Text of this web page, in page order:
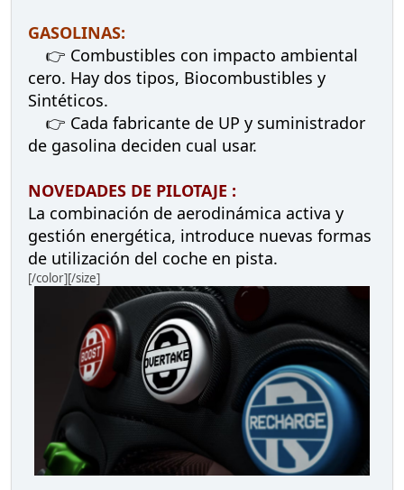
GASOLINAS:
👉 Combustibles con impacto ambiental
cero. Hay dos tipos, Biocombustibles y
Sintéticos.
👉 Cada fabricante de UP y suministrador
de gasolina deciden cual usar.
NOVEDADES DE PILOTAJE :
La combinación de aerodinámica activa y
gestión energética, introduce nuevas formas
de utilización del coche en pista.
[/color][/size]